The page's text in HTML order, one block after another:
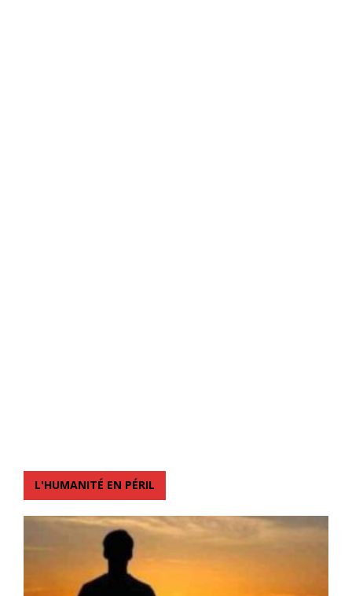
L'HUMANITÉ EN PÉRIL